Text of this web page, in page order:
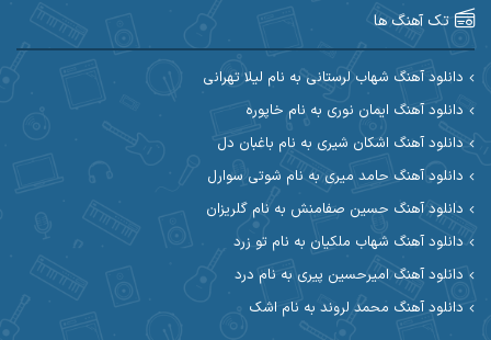
آرین صیادی
آرین مریدی
آوات بوکانی
آیت احمدنژاد
ابراهیم شمس ابوالحسن جاویدان
ابی حسینی
احسان آیینفر احسان اصغری
تک آهنگ ها
دانلود آهنگ شهاب لرستانی به نام لیلا تهرانی
دانلود آهنگ ایمان نوری به نام خاپوره
دانلود آهنگ اشکان شیری به نام باغبان دل
دانلود آهنگ حامد میری به نام شوتی سوارل
دانلود آهنگ حسین صفامنش به نام گلریزان
دانلود آهنگ شهاب ملکیان به نام تو زرد
دانلود آهنگ امیرحسین پیری به نام درد
دانلود آهنگ محمد لروند به نام اشک